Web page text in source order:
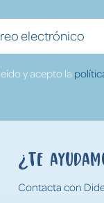
y acepto la
¿Te
Contacta con